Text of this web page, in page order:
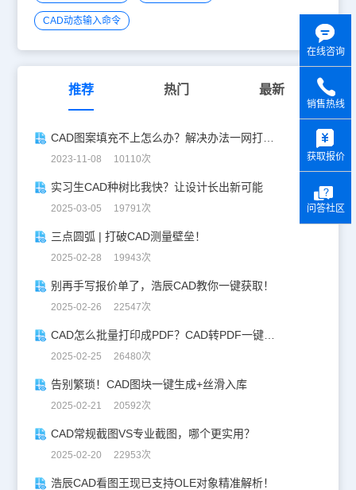
CAD动态输入命令
推荐 热门 最新
CAD图案填充不上怎么办？解决办法一网打尽！
2023-11-08 10110次
实习生CAD种树比我快？让设计长出新可能
2025-03-05 19791次
三点圆弧 | 打破CAD测量壁垒！
2025-02-28 19943次
别再手写报价单了，浩辰CAD教你一键获取！
2025-02-26 22547次
CAD怎么批量打印成PDF？CAD转PDF一键批量完成！
2025-02-25 26480次
告别繁琐！CAD图块一键生成+丝滑入库
2025-02-21 20592次
CAD常规截图VS专业截图，哪个更实用？
2025-02-20 22953次
浩辰CAD看图王现已支持OLE对象精准解析！
在线咨询
销售热线
获取报价
问答社区